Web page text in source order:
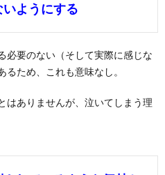
ようにする
必要のない（そして実際に感じな
ため、これも意味なし。
はありませんが、泣いてしまう理